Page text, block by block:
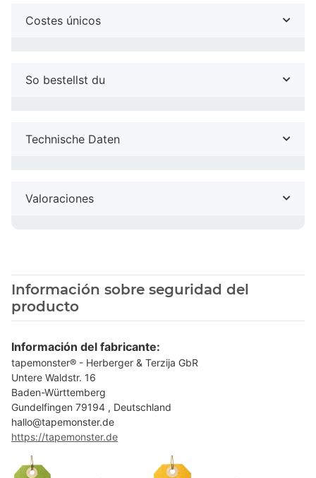
Costes únicos
So bestellst du
Technische Daten
Valoraciones
Información sobre seguridad del
producto
Información del fabricante:
tapemonster® - Herberger & Terzija GbR
Untere Waldstr. 16
Baden-Württemberg
Gundelfingen 79194 , Deutschland
hallo@tapemonster.de
https://tapemonster.de